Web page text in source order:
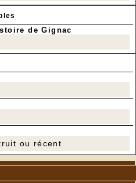
de Gignac
ou récent